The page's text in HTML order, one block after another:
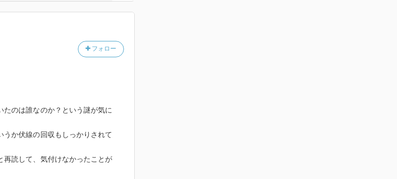
フォロー
のは誰なのか？という謎が気に
うか伏線の回収もしっかりされて
再読して、気付けなかったことが